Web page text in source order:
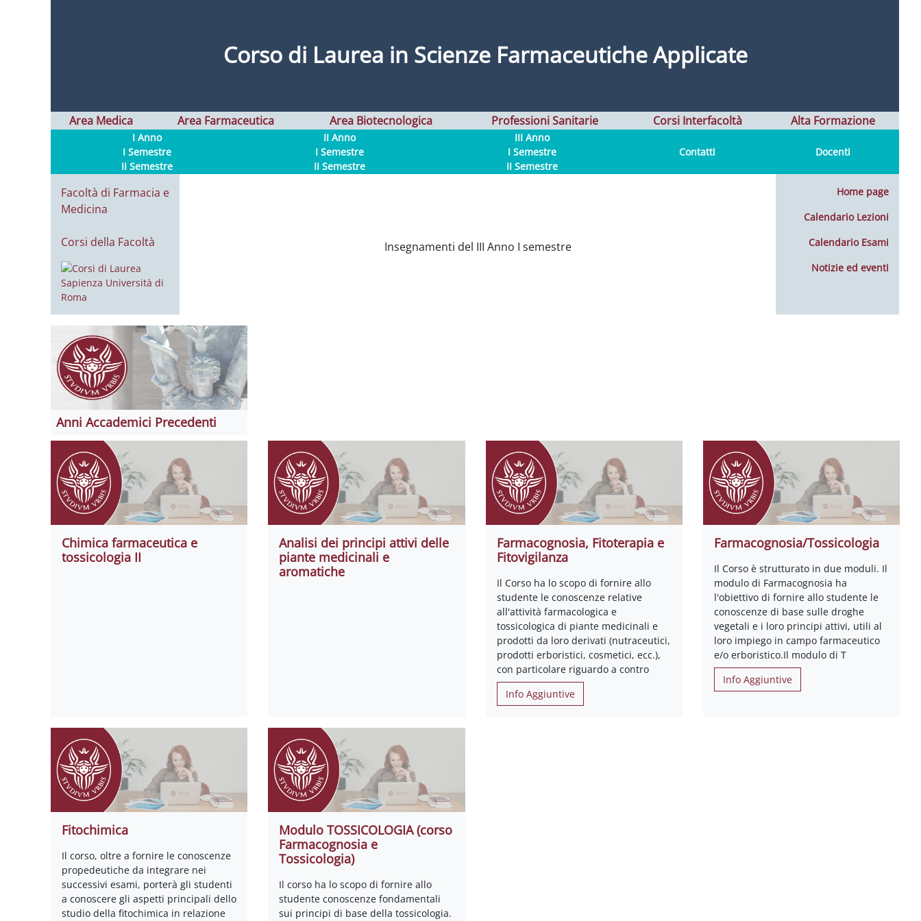
Corso di Laurea in Scienze Farmaceutiche Applicate
Area Medica Area Farmaceutica Area Biotecnologica Professioni Sanitarie Corsi Interfacoltà Alta Formazione
I Anno
I Semestre
II Semestre
II Anno
I Semestre
II Semestre
III Anno
I Semestre
II Semestre
Contatti Docenti
Facoltà di Farmacia e
Medicina
Corsi della Facoltà Insegnamenti del III Anno I semestre
Home page
Calendario Lezioni
Calendario Esami
Notizie ed eventi
Anni Accademici Precedenti
Chimica farmaceutica e
tossicologia II
Analisi dei principi attivi delle
piante medicinali e
aromatiche
Farmacognosia, Fitoterapia e
Fitovigilanza
Il Corso ha lo scopo di fornire allo
studente le conoscenze relative
all'attività farmacologica e
tossicologica di piante medicinali e
prodotti da loro derivati (nutraceutici,
prodotti erboristici, cosmetici, ecc.),
con particolare riguardo a contro
Info Aggiuntive
Farmacognosia/Tossicologia
Il Corso è strutturato in due moduli. Il
modulo di Farmacognosia ha
l'obiettivo di fornire allo studente le
conoscenze di base sulle droghe
vegetali e i loro principi attivi, utili al
loro impiego in campo farmaceutico
e/o erboristico.Il modulo di T
Info Aggiuntive
Fitochimica
Il corso, oltre a fornire le conoscenze
propedeutiche da integrare nei
successivi esami, porterà gli studenti
a conoscere gli aspetti principali dello
studio della fitochimica in relazione
Modulo TOSSICOLOGIA (corso
Farmacognosia e
Tossicologia)
Il corso ha lo scopo di fornire allo
studente conoscenze fondamentali
sui principi di base della tossicologia.